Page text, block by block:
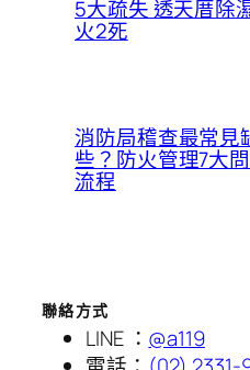
5大疏失 透天厝除
火2死
消防局稽查最常見
些？防火管理7大
流程
聯絡方式
LINE ： @a119